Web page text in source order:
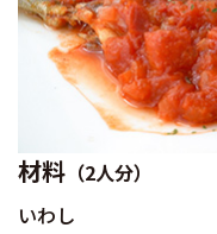
材料 （2人分）
いわし